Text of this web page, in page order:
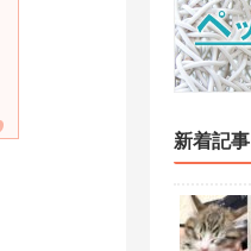
新着記事